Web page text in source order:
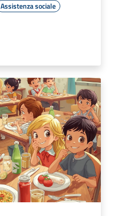
Assistenza sociale